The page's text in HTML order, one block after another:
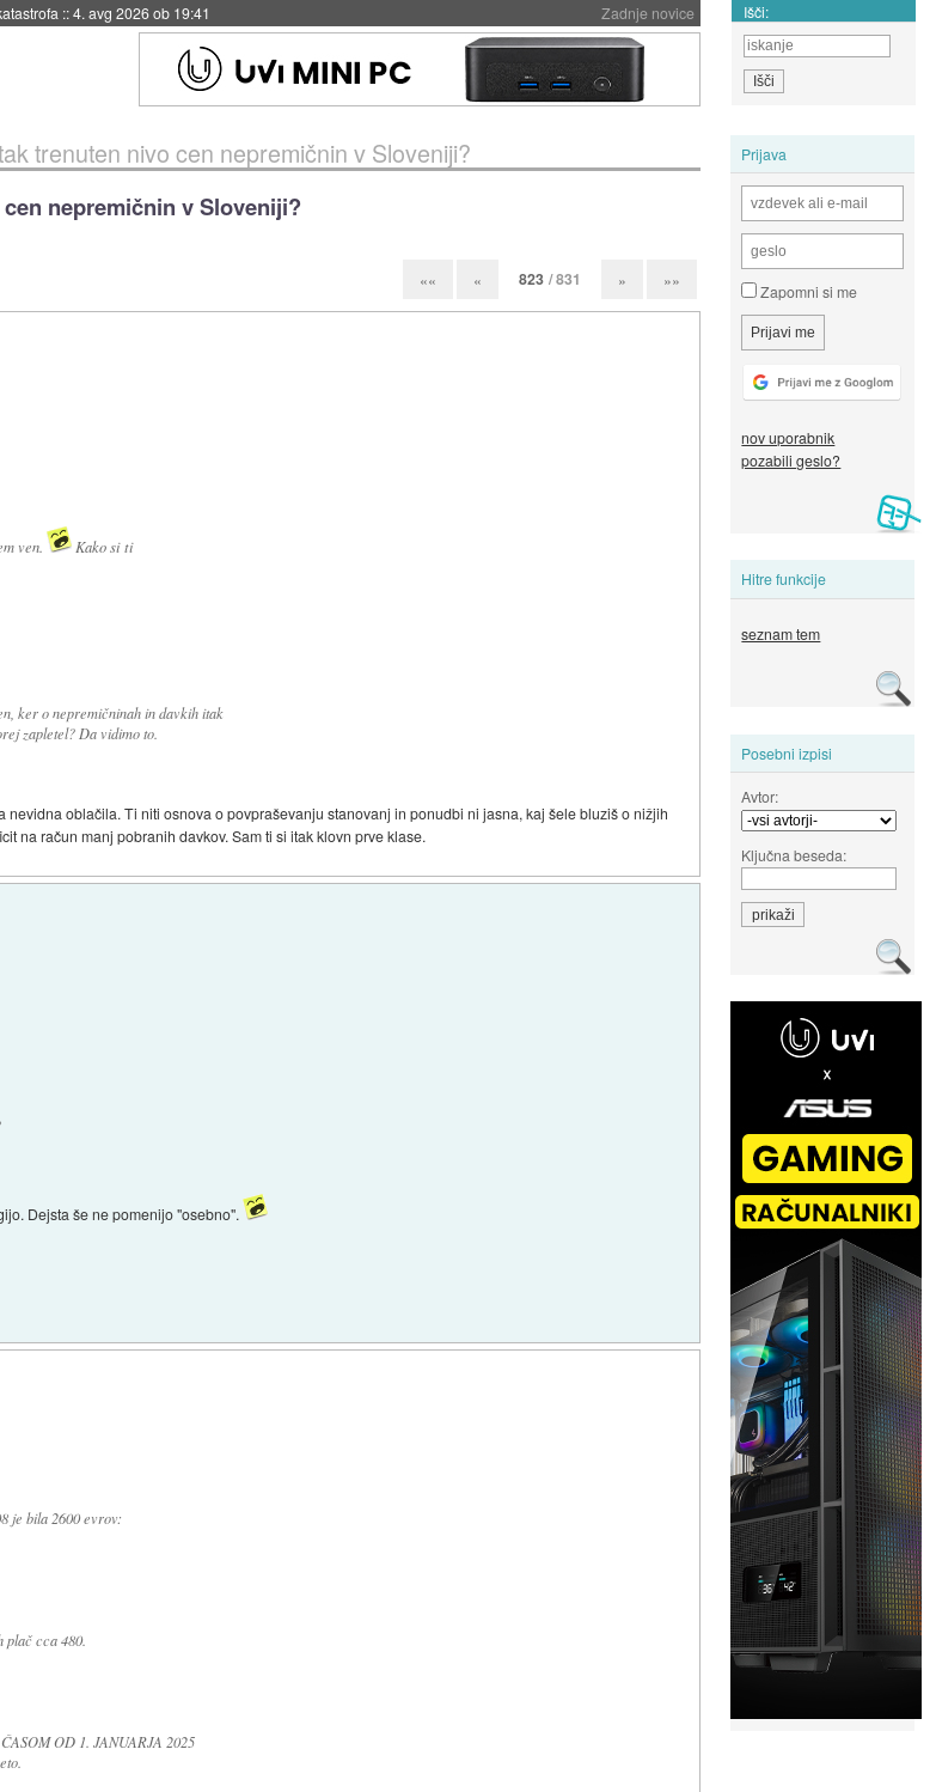
Zadnje novice
::4. avg 2026 ob 19:41 Išči:
Prijava
Zapomni si me
nov uporabnik
pozabili geslo?
Hitre funkcije
seznam tem
Posebni izpisi
Avtor:
Ključna beseda:
trenuten nivo cen nepremičnin v Sloveniji?
nepremičnin v Sloveniji?
«« « 823 / 831 » »»
ven.
Kako si ti
ker o nepremičninah in davkih itak
zapletel? Da vidimo to.
oblačila. Ti niti osnova o povpraševanju stanovanj in ponudbi ni jasna, kaj šele bluziš o nižjih
na račun manj pobranih davkov. Sam ti si itak klovn prve klase.
Dejsta še ne pomenijo "osebno".
je bila 2600 evrov:
plač cca 480.
OD 1. JANUARJA 2025